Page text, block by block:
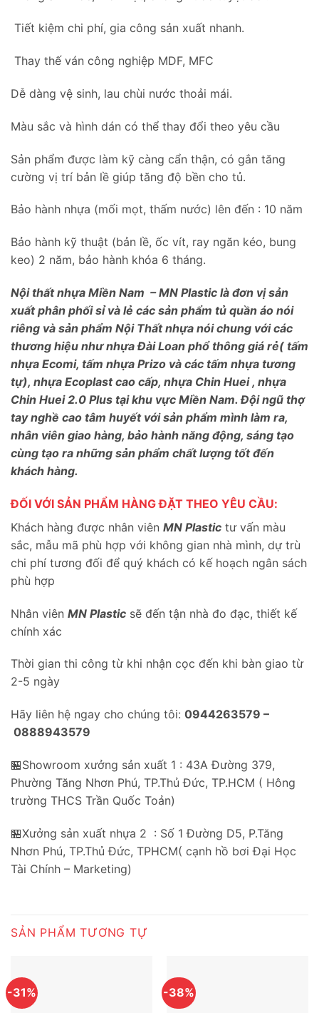
Tiết kiệm chi phí, gia công sản xuất nhanh.
Thay thế ván công nghiệp MDF, MFC
Dễ dàng vệ sinh, lau chùi nước thoải mái.
Màu sắc và hình dán có thể thay đổi theo yêu cầu
Sản phẩm được làm kỹ càng cẩn thận, có gắn tăng
cường vị trí bản lề giúp tăng độ bền cho tủ.
Bảo hành nhựa (mối mọt, thấm nước) lên đến : 10 năm
Bảo hành kỹ thuật (bản lề, ốc vít, ray ngăn kéo, bung
keo) 2 năm, bảo hành khóa 6 tháng.
Nội thất nhựa Miền Nam – MN Plastic là đơn vị sản
xuất phân phối sỉ và lẻ các sản phẩm tủ quần áo nói
riêng và sản phẩm Nội Thất nhựa nói chung với các
thương hiệu như nhựa Đài Loan phổ thông giá rẻ( tấm
nhựa Ecomi, tấm nhựa Prizo và các tấm nhựa tương
tự), nhựa Ecoplast cao cấp, nhựa Chin Huei , nhựa
Chin Huei 2.0 Plus tại khu vực Miền Nam. Đội ngũ thợ
tay nghề cao tâm huyết với sản phẩm mình làm ra,
nhân viên giao hàng, bảo hành năng động, sáng tạo
cùng tạo ra những sản phẩm chất lượng tốt đến
khách hàng.
ĐỐI VỚI SẢN PHẨM HÀNG ĐẶT THEO YÊU CẦU:
Khách hàng được nhân viên MN Plastic tư vấn màu
sắc, mẫu mã phù hợp với không gian nhà mình, dự trù
chi phí tương đối để quý khách có kế hoạch ngân sách
phù hợp
Nhân viên MN Plastic sẽ đến tận nhà đo đạc, thiết kế
chính xác
Thời gian thi công từ khi nhận cọc đến khi bàn giao từ
2-5 ngày
Hãy liên hệ ngay cho chúng tôi: 0944263579 –
0888943579
🏪Showroom xưởng sản xuất 1 : 43A Đường 379,
Phường Tăng Nhơn Phú, TP.Thủ Đức, TP.HCM ( Hông
trường THCS Trần Quốc Toản)
🏪Xưởng sản xuất nhựa 2 : Số 1 Đường D5, P.Tăng
Nhơn Phú, TP.Thủ Đức, TPHCM( cạnh hồ bơi Đại Học
Tài Chính – Marketing)
SẢN PHẨM TƯƠNG TỰ
-31% -38%